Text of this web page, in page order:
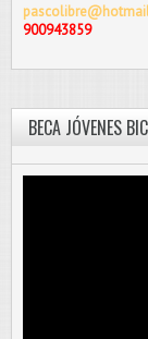
900943859
BECA JÓVENES